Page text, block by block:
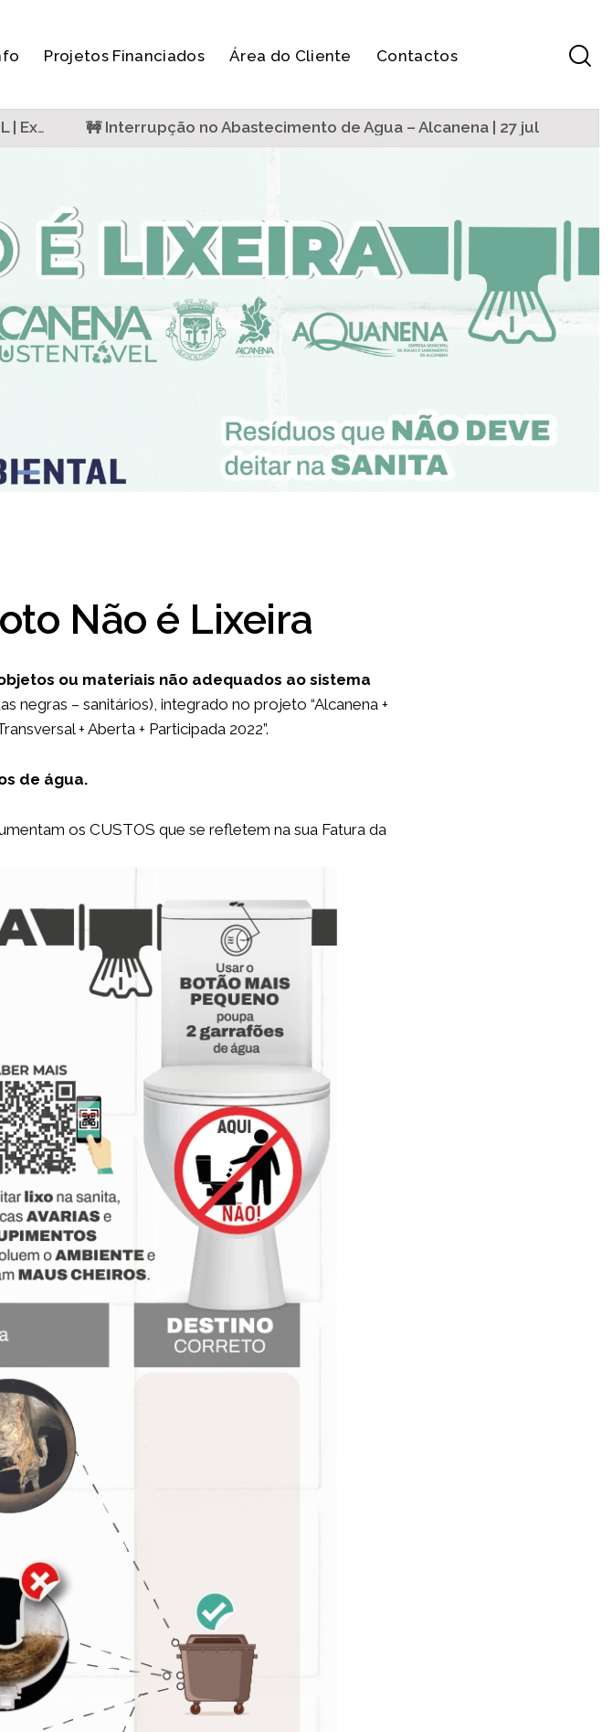
Projetos Financiados Área do Cliente Contactos
🚧 Interrupção no Abastecimento de Água – Alcanena | 28 JUL | Extensão de corte 🚧 Interrupção no Abastecimento de Água – Alcanena | 27 jul
Não é Lixeira
ou materiais não adequados ao sistema
negras – sanitários), integrado no projeto “Alcanena +
+ Aberta + Participada 2022”.
de água.
os CUSTOS que se refletem na sua Fatura da